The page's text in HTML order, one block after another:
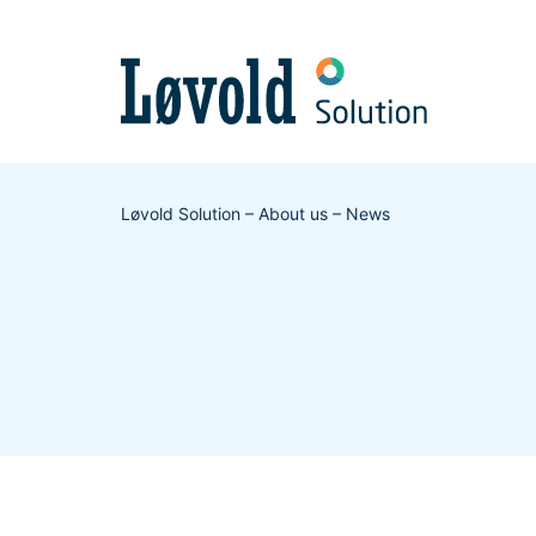
Løvold Solution– About us– News